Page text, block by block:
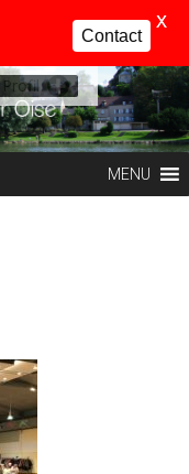
Profil
MENU
Contact
X